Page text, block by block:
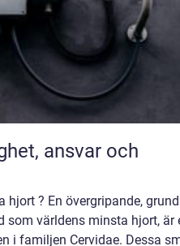
hjort ? En övergripande,
som världens minsta hjort, är
i familjen Cervidae. Dessa